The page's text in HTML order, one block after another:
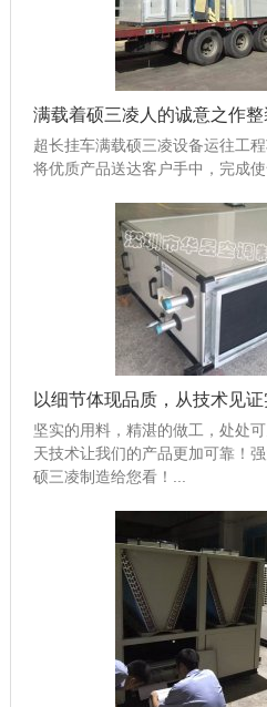
满载着硕三凌人的诚意之作
超长挂车满载硕三凌设备运往工
将优质产品送达客户手中，完成使
以细节体现品质，从技术见证
坚实的用料，精湛的做工，处处
天技术让我们的产品更加可靠！
硕三凌制造给您看！...